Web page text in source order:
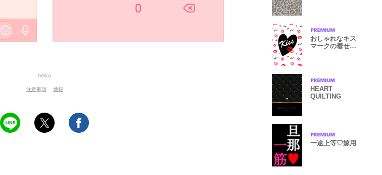
neiko
注意事項 通報
おしゃれなキス
マークの着せか
HEART
QUILTING
一途上等♡嫁用